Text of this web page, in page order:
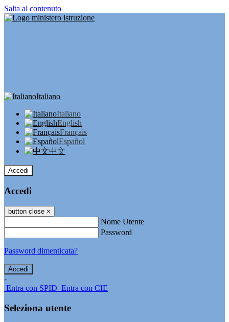
Salta al contenuto
Italiano
Italiano
English
Français
Español
中文
Accedi
Accedi
button close ×
Nome Utente
Password
Password dimenticata?
-
Entra con SPID Entra con CIE
Seleziona utente